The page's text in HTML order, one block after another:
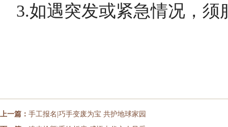
3.如遇突发或紧急情况，须
上一篇： 手工报名|巧手变废为宝 共护地球家园